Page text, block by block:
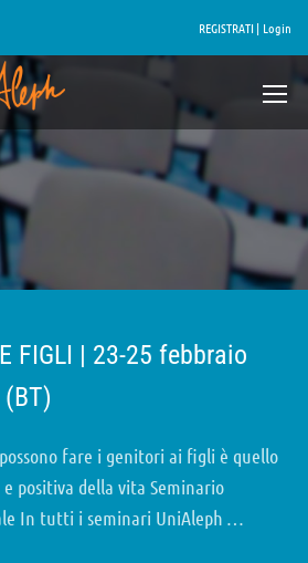
REGISTRATI | Login
FIGLI | 23-25 febbraio
fare i genitori ai figli è quello
positiva della vita Seminario
In tutti i seminari UniAleph …